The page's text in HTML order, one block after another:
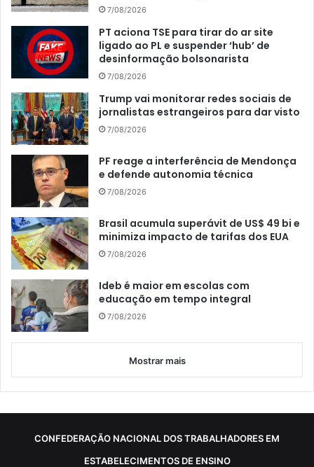
7/08/2026
PT aciona TSE para tirar do ar site
ligado ao PL e suspender ‘hub’ de
desinformação bolsonarista
7/08/2026
Trump vai monitorar redes sociais de
jornalistas estrangeiros para dar visto
7/08/2026
PF reage a interferência de Mendonça
e defende autonomia técnica
7/08/2026
Brasil acumula superávit de US$ 49 bi e
minimiza impacto de tarifas dos EUA
7/08/2026
Ideb é maior em escolas com
educação em tempo integral
7/08/2026
Mostrar mais
CONFEDERAÇÃO NACIONAL DOS TRABALHADORES EM
ESTABELECIMENTOS DE ENSINO